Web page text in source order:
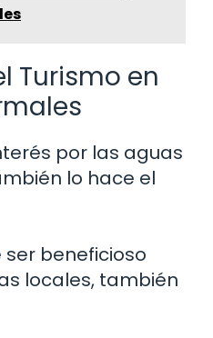
Turismo en
por las aguas
lo hace el
ser beneficioso
locales, también